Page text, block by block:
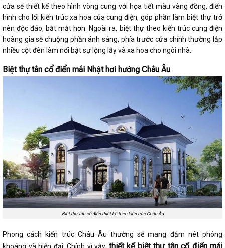
cửa sẽ thiết kế theo hình vòng cung với họa tiết màu vàng đồng, điển
hình cho lối kiến trúc xa hoa của cung điện, góp phần làm biệt thự trở
nên độc đáo, bắt mắt hơn. Ngoài ra, biệt thự theo kiến trúc cung điện
hoàng gia sẽ chuộng phần ánh sáng, phía trước cửa chính thường lắp
nhiều cột đèn làm nổi bật sự lộng lẫy và xa hoa cho ngôi nhà.
Biệt thự tân cổ điển mái Nhật hơi hướng Châu Âu
Biệt thự tân cổ điển thiết kế theo kiến trúc Châu Âu
Phong cách kiến trúc Châu Âu thường sẽ mang đậm nét phóng